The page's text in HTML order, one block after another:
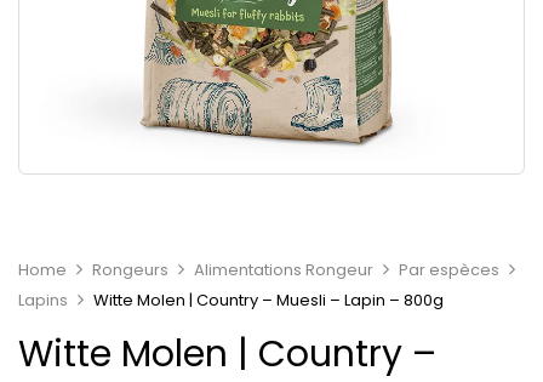
Home Rongeurs Alimentations Rongeur
Par espèces
Lapins
Witte Molen | Country – Muesli – Lapin – 800g
Witte Molen | Country –